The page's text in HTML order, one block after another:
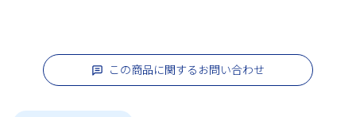
この商品に関するお問い合わせ